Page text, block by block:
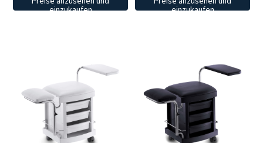
einzukaufen
einzukaufen